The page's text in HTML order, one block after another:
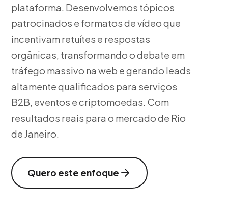
plataforma. Desenvolvemos tópicos
patrocinados e formatos de vídeo que
incentivam retuítes e respostas
orgânicas, transformando o debate em
tráfego massivo na web e gerando leads
altamente qualificados para serviços
B2B, eventos e criptomoedas. Com
resultados reais para o mercado de Rio
de Janeiro.
Quero este enfoque